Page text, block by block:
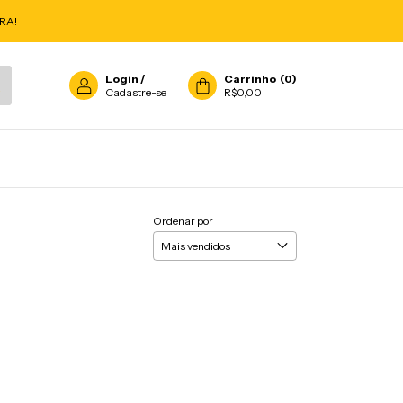
Login /
Cadastre-se
Carrinho (0)
R$0,00
Ordenar por